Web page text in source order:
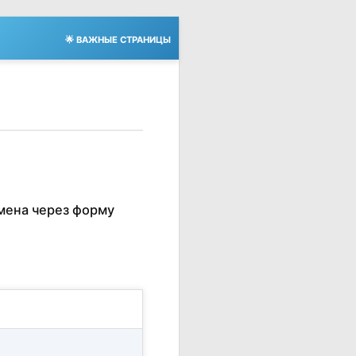
🌟 ВАЖНЫЕ СТРАНИЦЫ
через форму